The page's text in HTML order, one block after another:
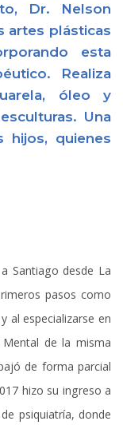
Dr. Nelson
artes plásticas
esta
Realiza
óleo y
Una
hijos, quienes
Santiago desde La
pasos como
al especializarse en
de la misma
de forma parcial
hizo su ingreso a
psiquiatría, donde